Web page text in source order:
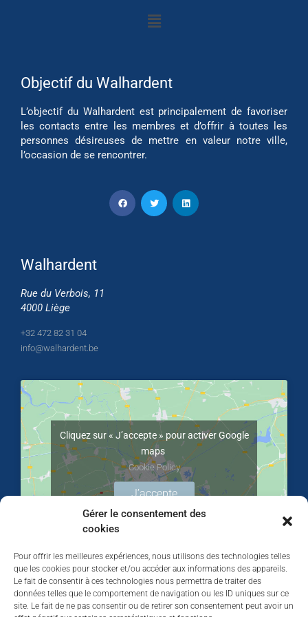
Gérer le consentement des
cookies
Pour offrir les meilleures expériences, nous utilisons des technologies telles
que les cookies pour stocker et/ou accéder aux informations des appareils.
Le fait de consentir à ces technologies nous permettra de traiter des
données telles que le comportement de navigation ou les ID uniques sur ce
site. Le fait de ne pas consentir ou de retirer son consentement peut avoir un
Objectif du Walhardent
L’objectif du Walhardent est principalement de favoriser
les contacts entre les membres et d’offrir à toutes les
personnes désireuses de mettre en valeur notre ville,
l’occasion de se rencontrer.
Walhardent
Rue du Verbois, 11
4000 Liège
+32 472 82 31 04
info@walhardent.be
Cliquez sur « J’accepte » pour activer Google
maps
Cookie Policy
J’accepte